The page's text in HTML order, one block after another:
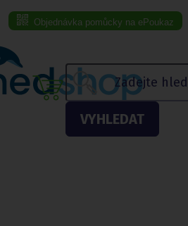
Objednávka pomůcky na ePoukaz
VYHLEDAT